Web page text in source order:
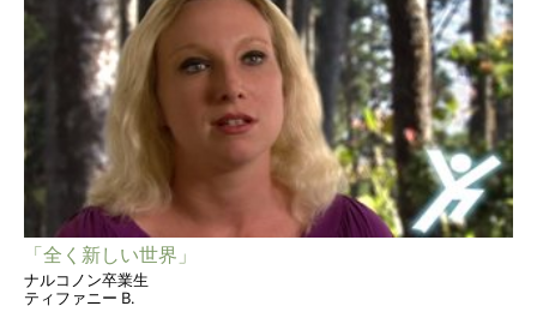
「全く新しい世界」
ナルコノン卒業生
ティファニー B.